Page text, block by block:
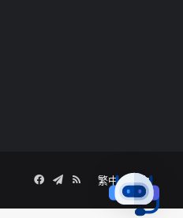
繁中 簡中
Facebook
Telegram
RSS